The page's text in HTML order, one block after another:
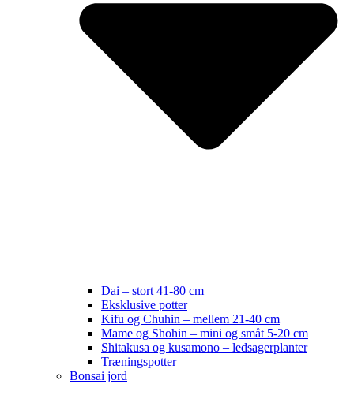
Dai – stort 41-80 cm
Eksklusive potter
Kifu og Chuhin – mellem 21-40 cm
Mame og Shohin – mini og småt 5-20 cm
Shitakusa og kusamono – ledsagerplanter
Træningspotter
Bonsai jord